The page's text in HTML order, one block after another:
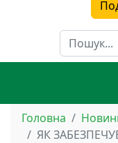
Пошук
Головна
ЯК